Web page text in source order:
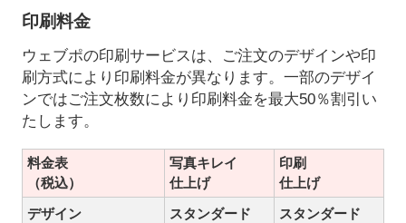
印刷料金
ウェブポの印刷サービスは、ご注文のデザインや印
刷方式により印刷料金が異なります。一部のデザイ
ンではご注文枚数により印刷料金を最大50％割引い
たします。
料金表
（税込）
写真キレイ
仕上げ
印刷
仕上げ
デザイン
スタンダード スタンダード